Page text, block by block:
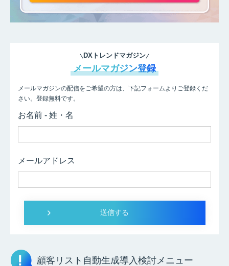
DXトレンドマガジン
メールマガジン登録
メールマガジンの配信をご希望の方は、下記フォームよりご登録くだ
さい。登録無料です。
お名前 - 姓・名
メールアドレス
顧客リスト自動生成導入検討メニュー